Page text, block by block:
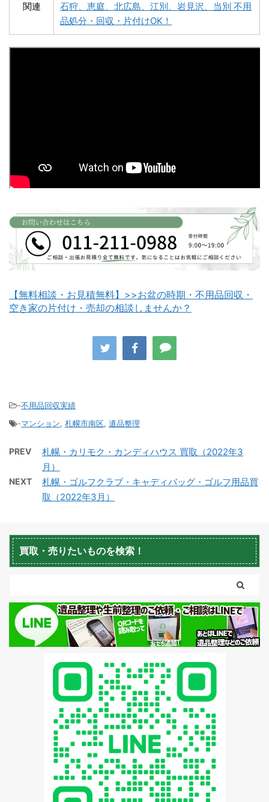
深川市不用品回収 夕張市不用品回収
白老町不用品回収 長万部町不用品回収
蘭越町不用品回収 黒松内町不用品回収
関連
石狩、恵庭、北広島、江別、岩見沢、当別 不用
品処分・回収・片付けOK！
【無料相談・お見積無料】>>お盆の時期・不用品回収・
空き家の片付け・売却の相談しませんか？
-不用品回収実績
-マンション, 札幌市南区, 遺品整理
PREV
札幌・カリモク・カンディハウス 買取（2022年3
月）
NEXT
札幌・ゴルフクラブ・キャディバッグ・ゴルフ用品買
取（2022年3月）
買取・売りたいものを検索！